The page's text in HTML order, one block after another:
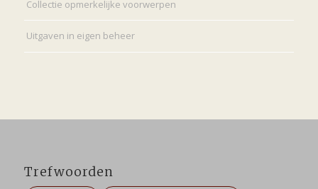
Collectie opmerkelijke voorwerpen
Uitgaven in eigen beheer
Trefwoorden